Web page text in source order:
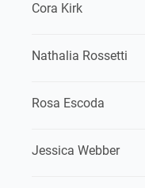
Cora Kirk
Nathalia Rossetti
Rosa Escoda
Jessica Webber